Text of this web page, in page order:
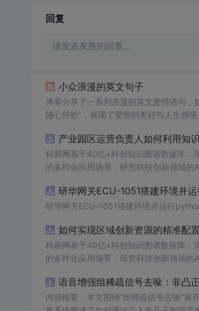
回复
请发表友善的回复…
小众浪漫的英文句子
博客分享了一系列浪漫的英文爱情语句，
随心所欲”，展现了爱情的美好与人生感悟
产业园区运营负责人如何利用知
科易网基于40亿+科创知识图谱数据库，
的多样化应用场景，研究科技创新领域的
研华网关ECU-1051搭建环境并
研华网关ECU-1051搭建环境并运行
如何实现区域创新资源的精准配
科易网基于40亿+科创知识图谱数据库，
的多样化应用场景，研究科技创新领域的
语音增强组稀疏信号去噪：非凸
内容概要：本文围绕“组稀疏信号去噪”